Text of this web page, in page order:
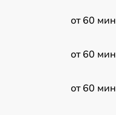
от 60 мин
от 60 мин
от 60 мин